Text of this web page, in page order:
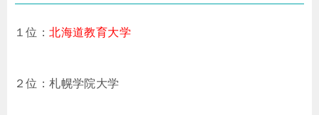
１位：北海道教育大学
２位：札幌学院大学